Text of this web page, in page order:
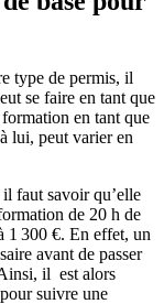
type de permis, il
se faire en tant que
en tant que
lui, peut varier en
faut savoir qu’elle
de 20 h de
1 300 €. En effet, un
avant de passer
il est alors
suivre une